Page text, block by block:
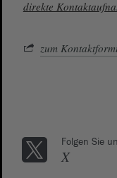
direkte
zum
Folgen Sie
X